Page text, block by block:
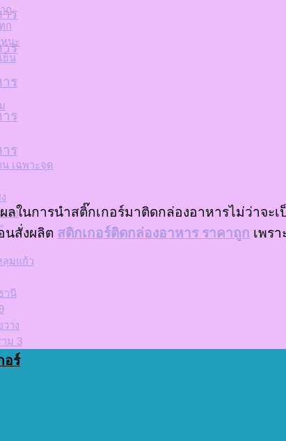
ก
ก
นะ
ย็น
น เฉพาะจุด
สง
ลุมแก้ว
านี
าง
ม 3
อร์
ลในการนำสติ๊กเกอร์มาติดกล่องอาหารไม่ว่าจะ
นสั่งผลิต สติกเกอร์ติดกล่องอาหาร ราคาถูก เพร